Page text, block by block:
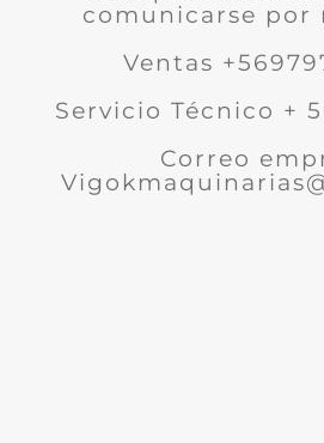
comunicarse por
Ventas
Servicio Técnico +
Correo